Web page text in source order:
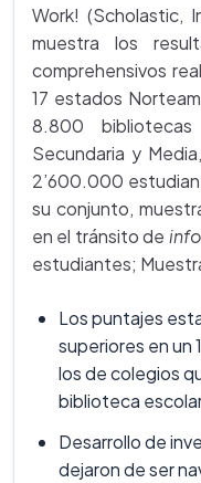
Work! (Scholastic,
muestra los
comprehensivos
17 estados
8.800
Secundaria y
2’600.000
su conjunto,
en el tránsito de
estudiantes;
Los puntajes
superiores en un
los de colegios
biblioteca
Desarrollo de
dejaron de ser